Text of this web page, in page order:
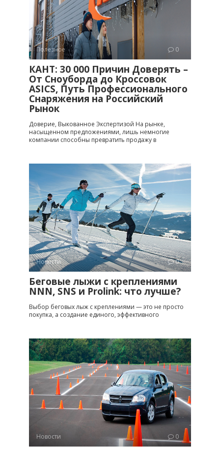
Полезное 0
КАНТ: 30 000 Причин Доверять –
От Сноуборда до Кроссовок
ASICS, Путь Профессионального
Снаряжения на Российский
Рынок
Доверие, Выкованное Экспертизой На рынке,
насыщенном предложениями, лишь немногие
компании способны превратить продажу в
Новости 0
Беговые лыжи с креплениями
NNN, SNS и Prolink: что лучше?
Выбор беговых лыж с креплениями — это не просто
покупка, а создание единого, эффективного
Новости 0